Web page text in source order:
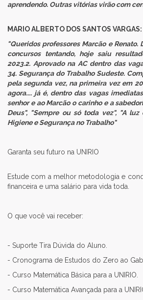
aprendendo. Outras vitórias virão com
MARIO ALBERTO DOS SANTOS VARGAS​:
"Queridos professores Marcão e Renato.
concursos tentando, hoje saiu
2023.2. Aprovado na AC dentro das
34. Segurança do Trabalho Sudeste.
pela segunda vez, na primeira vez em
agora.... já é, dentro das vagas
senhor e ao Marcão o carinho e a
Deus", "Sempre ou só toda vez", "A luz
Higiene e Segurança no Trabalho"
Garanta seu futuro na UNIRIO
Estude com a melhor metodologia e
financeira e uma salário para vida toda.
O que você vai receber:
- Suporte Tira Dúvida do Aluno.
- Cronograma de Estudos do Zero ao
- Curso Matemática Básica para a UNIRIO.
- Curso Matemática Avançada para a